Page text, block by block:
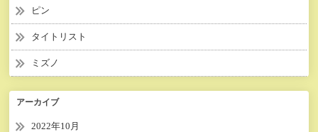
ピン
タイトリスト
ミズノ
アーカイブ
2022年10月